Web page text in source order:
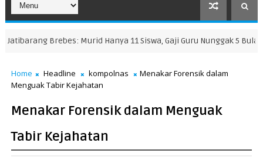
Brebes: Murid Hanya 11 Siswa, Gaji Guru Nunggak 5 Bulan,
Home Headline kompolnas
Menakar Forensik dalam
Menguak Tabir Kejahatan
Menakar Forensik dalam Menguak
Tabir Kejahatan